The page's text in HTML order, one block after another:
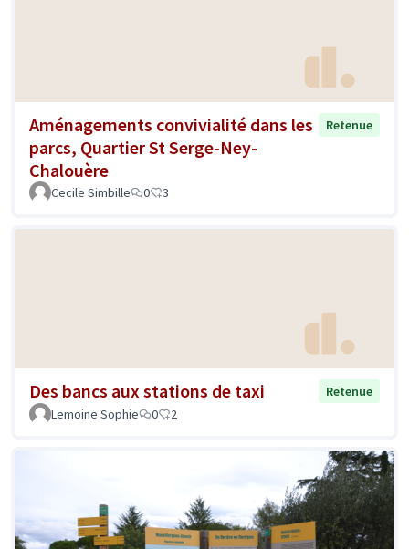
Aménagements convivialité dans les
parcs, Quartier St Serge-Ney-
Chalouère
Retenue
Cecile Simbille 0 3
Des bancs aux stations de taxi
Retenue
Lemoine Sophie
0 2